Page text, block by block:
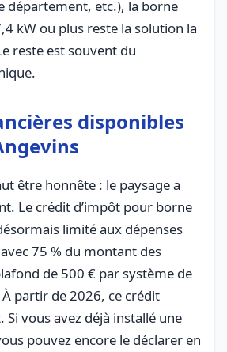
département, etc.), la borne
kW ou plus reste la solution la
reste est souvent du
disponibles
être honnête : le paysage a
Le crédit d’impôt pour borne
limité aux dépenses
75 % du montant des
de 500 € par système de
partir de 2026, ce crédit
Si vous avez déjà installé une
pouvez encore le déclarer en